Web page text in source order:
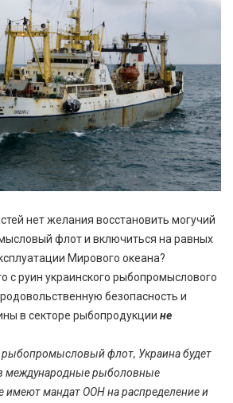
нет желания восстановить могучий
флот и включиться на равных
Мирового океана?
с руин украинского рыбопромыслового
безопасность и
в секторе рыбопродукции не
рыбопромысловый флот, Украина будет
международные рыболовные
имеют мандат ООН на распределение и